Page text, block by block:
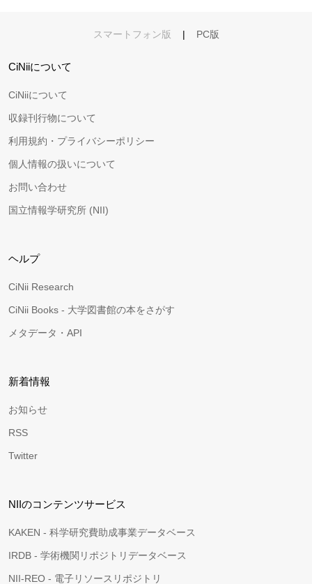
スマートフォン版 | PC版
CiNiiについて
CiNiiについて
収録刊行物について
利用規約・プライバシーポリシー
個人情報の扱いについて
お問い合わせ
国立情報学研究所 (NII)
ヘルプ
CiNii Research
CiNii Books - 大学図書館の本をさがす
メタデータ・API
新着情報
お知らせ
RSS
Twitter
NIIのコンテンツサービス
KAKEN - 科学研究費助成事業データベース
IRDB - 学術機関リポジトリデータベース
NII-REO - 電子リソースリポジトリ